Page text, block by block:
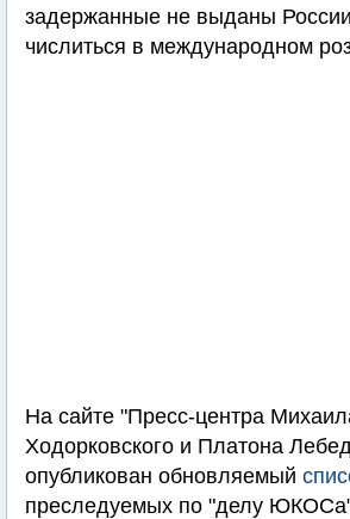
задержанные не выданы
числиться в международном
На сайте "Пресс-центра
Ходорковского и Платона
опубликован обновляемый
преследуемых по "делу